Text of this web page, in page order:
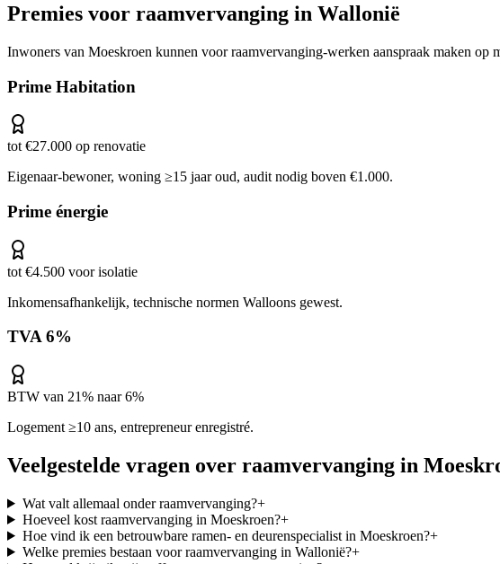
Premies voor raamvervanging in Wallonië
Inwoners van Moeskroen kunnen voorraamvervanging-werken aanspraak maken op
Prime Habitation
tot €27.000 op renovatie
Eigenaar-bewoner, woning ≥15 jaar oud, audit nodig boven €1.000.
Prime énergie
tot €4.500 voor isolatie
Inkomensafhankelijk, technische normen Walloons gewest.
TVA 6%
BTW van 21% naar 6%
Logement ≥10 ans, entrepreneur enregistré.
Veelgestelde vragen over raamvervanging in
Wat valt allemaal onder raamvervanging?+
Hoeveel kost raamvervanging in Moeskroen?+
Hoe vind ik een betrouwbare ramen- en deurenspecialist in Moeskroen?+
Welke premies bestaan voor raamvervanging in Wallonië?+